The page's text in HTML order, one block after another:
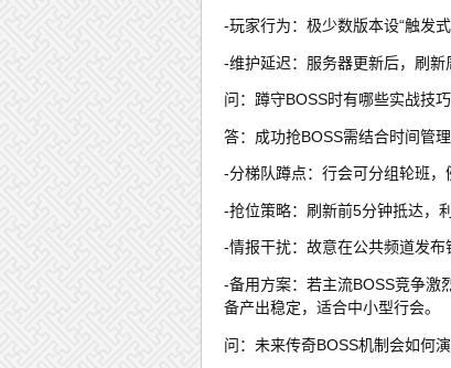
-玩家行为：极少数版本设“触发
-维护延迟：服务器更新后，刷新
问：蹲守BOSS时有哪些实战技巧
答：成功抢BOSS需结合时间管理
-分梯队蹲点：行会可分组轮班，
-抢位策略：刷新前5分钟抵达，
-情报干扰：故意在公共频道发布
-备用方案：若主流BOSS竞争激
备产出稳定，适合中小型行会。
问：未来传奇BOSS机制会如何演